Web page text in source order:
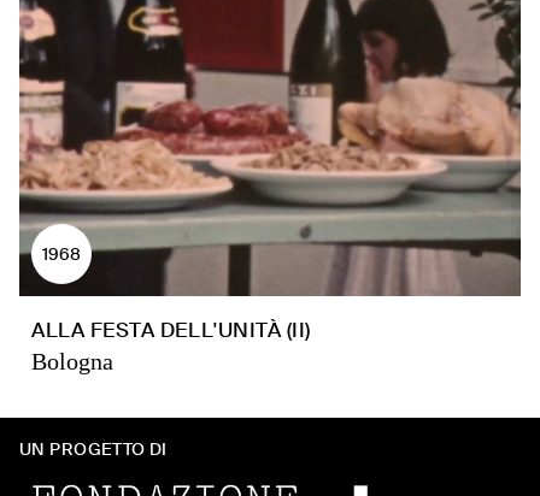
1968
ALLA FESTA DELL'UNITÀ (II)
Bologna
UN PROGETTO DI